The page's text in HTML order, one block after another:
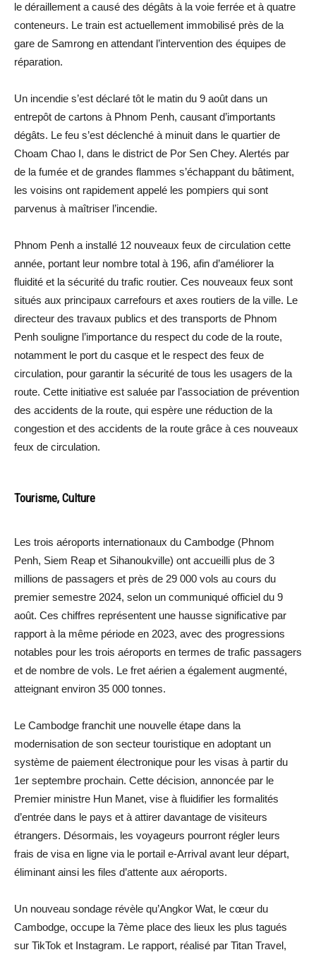
le déraillement a causé des dégâts à la voie ferrée et à quatre
conteneurs. Le train est actuellement immobilisé près de la
gare de Samrong en attendant l’intervention des équipes de
réparation.
Un incendie s’est déclaré tôt le matin du 9 août dans un
entrepôt de cartons à Phnom Penh, causant d’importants
dégâts. Le feu s’est déclenché à minuit dans le quartier de
Choam Chao I, dans le district de Por Sen Chey. Alertés par
de la fumée et de grandes flammes s’échappant du bâtiment,
les voisins ont rapidement appelé les pompiers qui sont
parvenus à maîtriser l’incendie.
Phnom Penh a installé 12 nouveaux feux de circulation cette
année, portant leur nombre total à 196, afin d’améliorer la
fluidité et la sécurité du trafic routier. Ces nouveaux feux sont
situés aux principaux carrefours et axes routiers de la ville. Le
directeur des travaux publics et des transports de Phnom
Penh souligne l’importance du respect du code de la route,
notamment le port du casque et le respect des feux de
circulation, pour garantir la sécurité de tous les usagers de la
route. Cette initiative est saluée par l’association de prévention
des accidents de la route, qui espère une réduction de la
congestion et des accidents de la route grâce à ces nouveaux
feux de circulation.
Tourisme, Culture
Les trois aéroports internationaux du Cambodge (Phnom
Penh, Siem Reap et Sihanoukville) ont accueilli plus de 3
millions de passagers et près de 29 000 vols au cours du
premier semestre 2024, selon un communiqué officiel du 9
août. Ces chiffres représentent une hausse significative par
rapport à la même période en 2023, avec des progressions
notables pour les trois aéroports en termes de trafic passagers
et de nombre de vols. Le fret aérien a également augmenté,
atteignant environ 35 000 tonnes.
Le Cambodge franchit une nouvelle étape dans la
modernisation de son secteur touristique en adoptant un
système de paiement électronique pour les visas à partir du
1er septembre prochain. Cette décision, annoncée par le
Premier ministre Hun Manet, vise à fluidifier les formalités
d’entrée dans le pays et à attirer davantage de visiteurs
étrangers. Désormais, les voyageurs pourront régler leurs
frais de visa en ligne via le portail e-Arrival avant leur départ,
éliminant ainsi les files d’attente aux aéroports.
Un nouveau sondage révèle qu’Angkor Wat, le cœur du
Cambodge, occupe la 7ème place des lieux les plus tagués
sur TikTok et Instagram. Le rapport, réalisé par Titan Travel,